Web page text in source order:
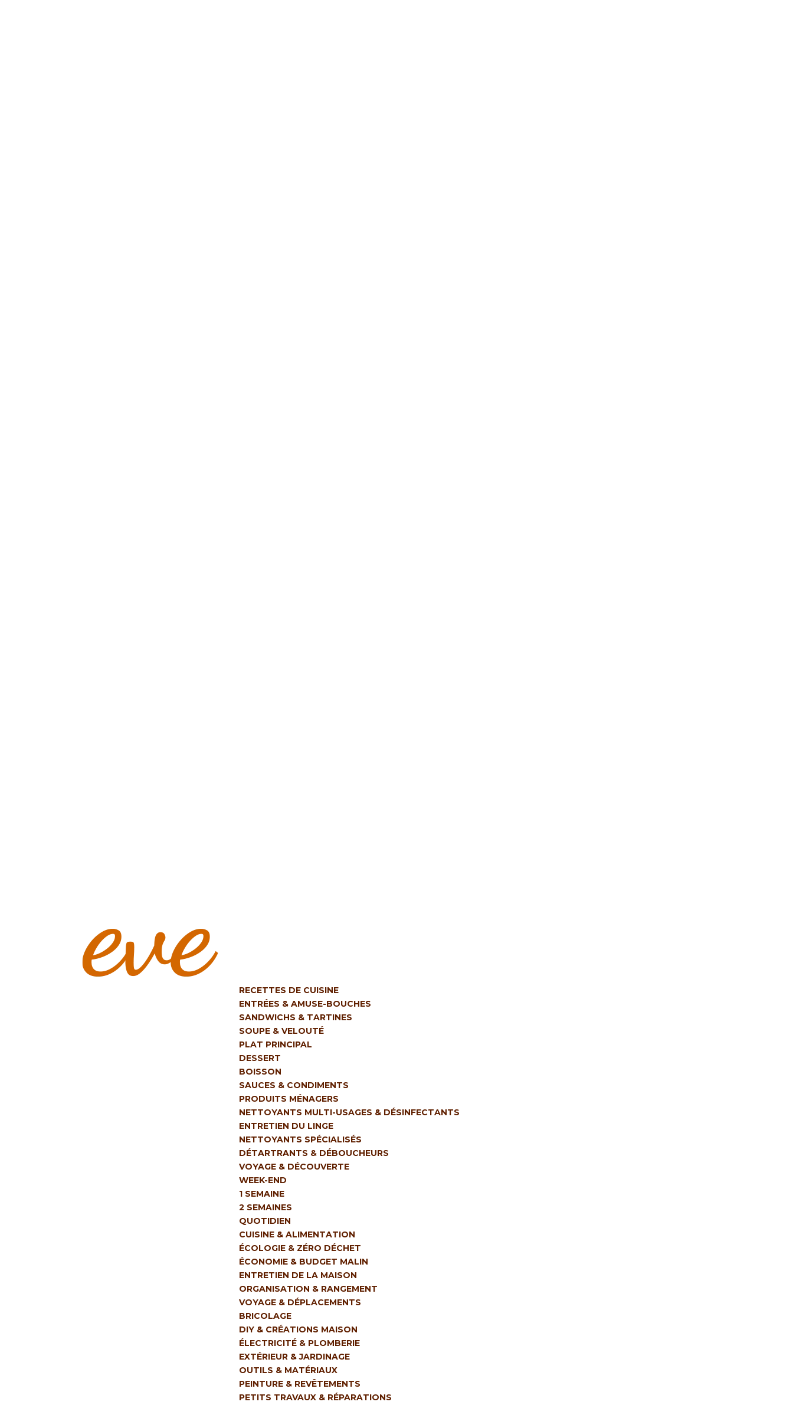
RECETTES DE CUISINE
ENTRÉES & AMUSE-BOUCHES
SANDWICHS & TARTINES
SOUPE & VELOUTÉ
PLAT PRINCIPAL
DESSERT
BOISSON
SAUCES & CONDIMENTS
PRODUITS MÉNAGERS
NETTOYANTS MULTI-USAGES & DÉSINFECTANTS
ENTRETIEN DU LINGE
NETTOYANTS SPÉCIALISÉS
DÉTARTRANTS & DÉBOUCHEURS
VOYAGE & DÉCOUVERTE
WEEK-END
1 SEMAINE
2 SEMAINES
QUOTIDIEN
CUISINE & ALIMENTATION
ÉCOLOGIE & ZÉRO DÉCHET
ÉCONOMIE & BUDGET MALIN
ENTRETIEN DE LA MAISON
ORGANISATION & RANGEMENT
VOYAGE & DÉPLACEMENTS
BRICOLAGE
DIY & CRÉATIONS MAISON
ÉLECTRICITÉ & PLOMBERIE
EXTÉRIEUR & JARDINAGE
OUTILS & MATÉRIAUX
PEINTURE & REVÊTEMENTS
PETITS TRAVAUX & RÉPARATIONS